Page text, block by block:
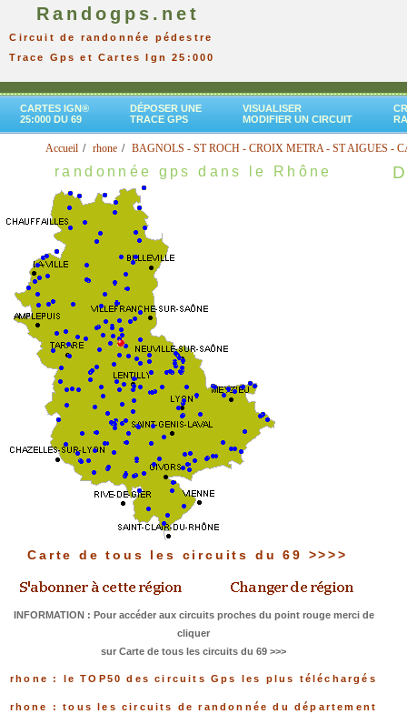
Randogps.net
Circuit de randonnée pédestre
Trace Gps et Cartes Ign 25:000
CARTES IGN®
25:000 DU 69
DÉPOSER UNE
TRACE GPS
VISUALISER
MODIFIER UN CIRCUIT
Accueil rhone BAGNOLS - ST ROCH - CROIX METRA - ST AIGUES -
randonnée gps dans le Rhône
Carte de tous les circuits du 69 >>>>
INFORMATION : Pour accéder aux circuits proches du point rouge merci de
cliquer
sur Carte de tous les circuits du 69 >>>
rhone : le TOP50 des circuits Gps les plus téléchargés
rhone : tous les circuits de randonnée du département